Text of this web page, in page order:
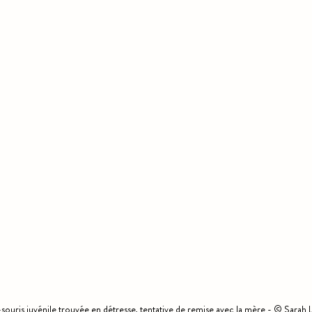
juvénile trouvée en détresse, tentative de remise avec la mère - © Sarah